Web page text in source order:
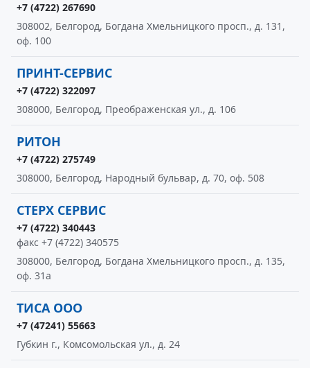
+7 (4722) 267690
308002, Белгород, Богдана Хмельницкого просп., д. 131,
оф. 100
ПРИНТ-СЕРВИС
+7 (4722) 322097
308000, Белгород, Преображенская ул., д. 106
РИТОН
+7 (4722) 275749
308000, Белгород, Народный бульвар, д. 70, оф. 508
СТЕРХ СЕРВИС
+7 (4722) 340443
факс +7 (4722) 340575
308000, Белгород, Богдана Хмельницкого просп., д. 135,
оф. 31а
ТИСА ООО
+7 (47241) 55663
Губкин г., Комсомольская ул., д. 24